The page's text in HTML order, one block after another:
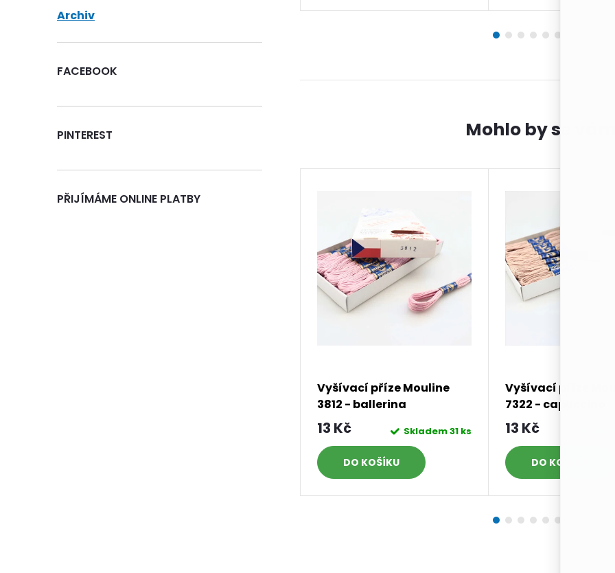
Archiv
FACEBOOK
PINTEREST
PŘIJÍMÁME ONLINE PLATBY
Vyšívací příze Mouline
3812 - ballerina
13 Kč Skladem31 ks
DO KOŠÍKU
Vyšívací příze
7322 - capuccino
13 Kč
DO KOŠÍKU